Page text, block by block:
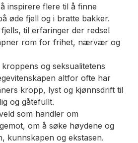
inspirere flere til å finne
øde fjell og i bratte bakker.
til erfaringer der redsel
rom for frihet, nærvær og
og seksualitetens
altfor ofte har
kropp, lyst og kjønnsdrift til
og gåtefullt.
som handler om
om å søke høydene og
kunnskapen og ekstasen.